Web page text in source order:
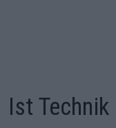
Ist